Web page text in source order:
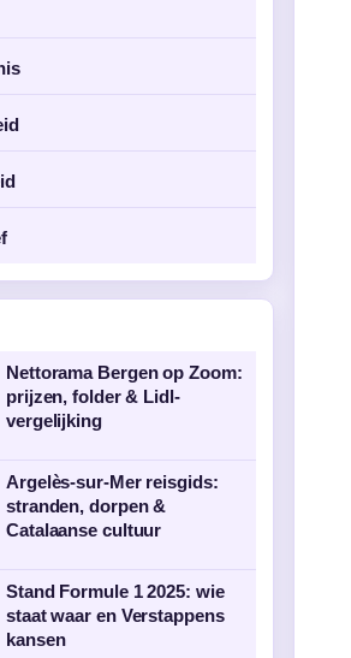
Nettorama Bergen op Zoom:
prijzen, folder & Lidl-
vergelijking
Argelès-sur-Mer reisgids:
stranden, dorpen &
Catalaanse cultuur
Stand Formule 1 2025: wie
staat waar en Verstappens
kansen